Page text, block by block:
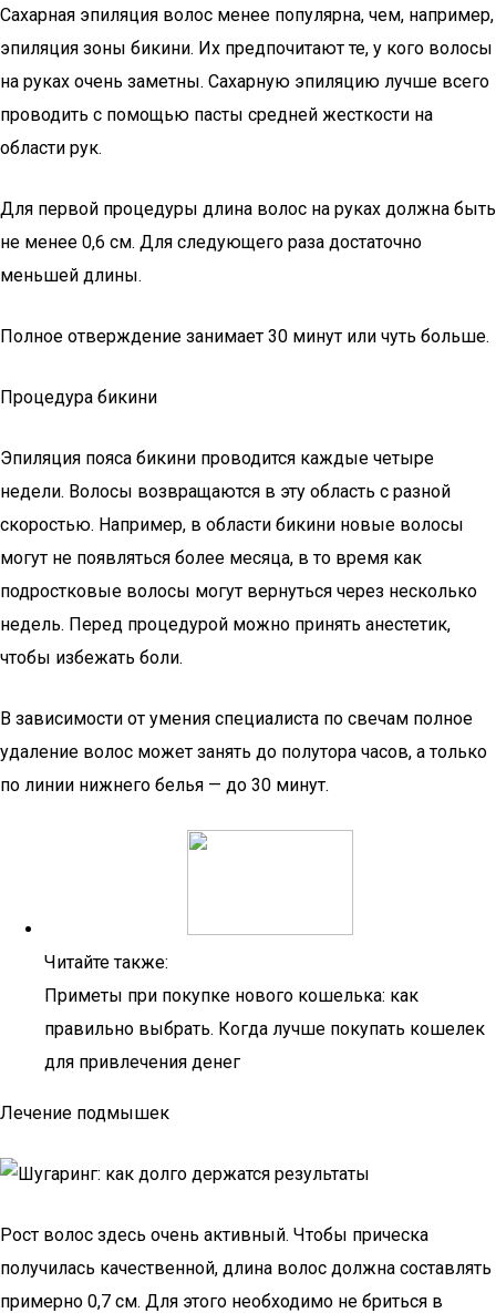
Сахарная эпиляция волос менее популярна, чем, например,
эпиляция зоны бикини. Их предпочитают те, у кого волосы
на руках очень заметны. Сахарную эпиляцию лучше всего
проводить с помощью пасты средней жесткости на
области рук.
Для первой процедуры длина волос на руках должна быть
не менее 0,6 см. Для следующего раза достаточно
меньшей длины.
Полное отверждение занимает 30 минут или чуть больше.
Процедура бикини
Эпиляция пояса бикини проводится каждые четыре
недели. Волосы возвращаются в эту область с разной
скоростью. Например, в области бикини новые волосы
могут не появляться более месяца, в то время как
подростковые волосы могут вернуться через несколько
недель. Перед процедурой можно принять анестетик,
чтобы избежать боли.
В зависимости от умения специалиста по свечам полное
удаление волос может занять до полутора часов, а только
по линии нижнего белья — до 30 минут.
Читайте также:
Приметы при покупке нового кошелька: как
правильно выбрать. Когда лучше покупать кошелек
для привлечения денег
Лечение подмышек
Рост волос здесь очень активный. Чтобы прическа
получилась качественной, длина волос должна составлять
примерно 0,7 см. Для этого необходимо не бриться в